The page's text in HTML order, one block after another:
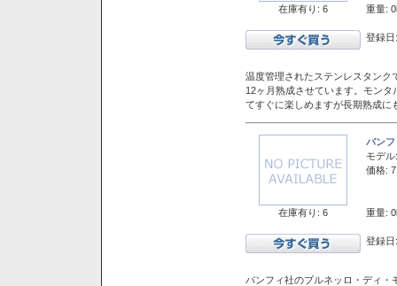
在庫有り: 6 重量:
登録
温度管理されたステンレスタンク
12ヶ月熟成させています。モン
てすぐに楽しめますが長期熟成に
在庫有り: 6
バン
モデル:
価格:
重量:
登録
バンフィ社のブルネッロ・ディ